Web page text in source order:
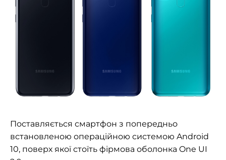
Поставляється смартфон з попередньо
встановленою операційною системою Android
10, поверх якої стоїть фірмова оболонка One UI